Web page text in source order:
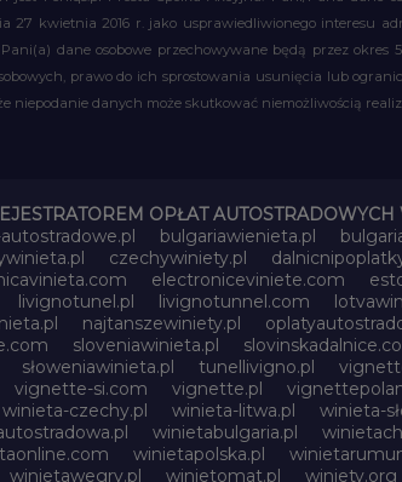
27 kwietnia 2016 r. jako usprawiedliwionego interesu
dane osobowe przechowywane będą przez
prawo do ich sprostowania usunięcia lub
niepodanie danych może skutkować niemożliwością
OPŁAT
bulgariawienieta.pl
czechywiniety.pl
electroniceviniete.com
livignotunel.pl livignotunnel.com
najtanszewiniety.pl
sloveniawinieta.pl
słoweniawinieta.pl tunellivigno.pl
vignette-si.com vignette.pl
winieta-czechy.pl winieta-litwa.pl winieta-
winietabulgaria.pl
winietapolska.pl
winietawegry.pl winietomat.pl winiety.org